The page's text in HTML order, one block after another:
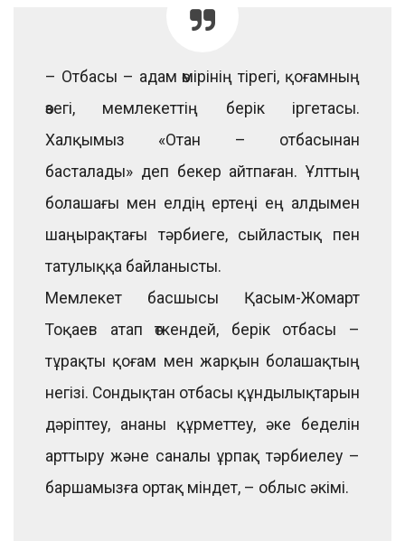
– Отбасы – адам өмірінің тірегі, қоғамның
өзегі, мемлекеттің берік іргетасы.
Халқымыз «Отан – отбасынан
басталады» деп бекер айтпаған. Ұлттың
болашағы мен елдің ертеңі ең алдымен
шаңырақтағы тәрбиеге, сыйластық пен
татулыққа байланысты.
Мемлекет басшысы Қасым-Жомарт
Тоқаев атап өткендей, берік отбасы –
тұрақты қоғам мен жарқын болашақтың
негізі. Сондықтан отбасы құндылықтарын
дәріптеу, ананы құрметтеу, әке беделін
арттыру және саналы ұрпақ тәрбиелеу –
баршамызға ортақ міндет, – облыс әкімі.